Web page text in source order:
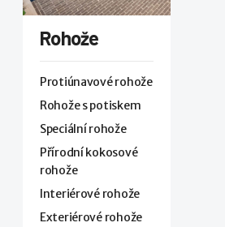
Rohože
Protiúnavové rohože
Rohože s potiskem
Speciální rohože
Přírodní kokosové
rohože
Interiérové rohože
Exteriérové rohože